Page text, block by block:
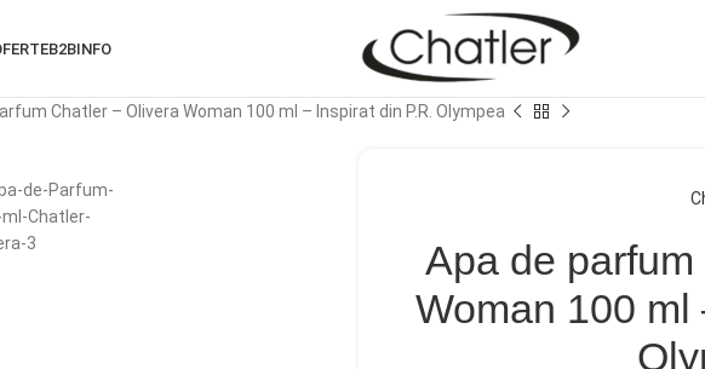
B2BINFO
Chatler – Olivera Woman 100 ml – Inspirat din P.R. Olympea
Apa de
Woman 100 ml